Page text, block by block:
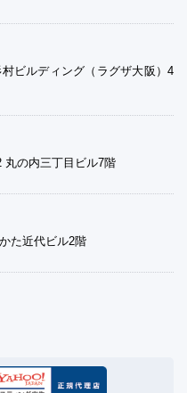
ビルディング（ラグザ大阪）4
丸の内三丁目ビル7階
た近代ビル2階